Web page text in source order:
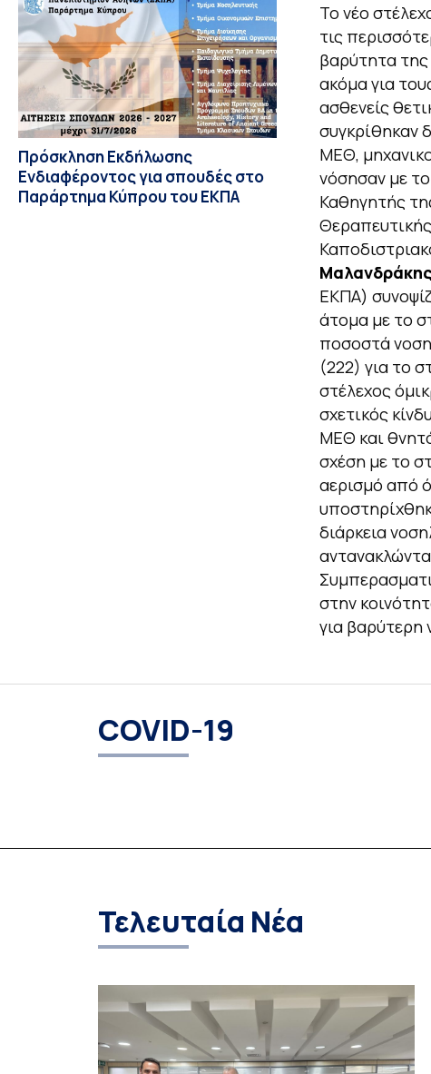
Πρόσκληση Εκδήλωσης
Ενδιαφέροντος για σπουδές στο
Παράρτημα Κύπρου του ΕΚΠΑ
Το νέο
τις
βαρύτητα
ακόμα για
ασθενείς
συγκρίθηκαν
ΜΕΘ,
νόσησαν με
Καθηγητής
Θεραπευτικής
Μαλανδράκης
ΕΚΠΑ)
άτομα με το
ποσοστά
(222) για το
στέλεχος
σχετικός
ΜΕΘ και
σχέση με το
αερισμό από
διάρκεια
στην
για βαρύτερη
COVID-19
Τελευταία Νέα